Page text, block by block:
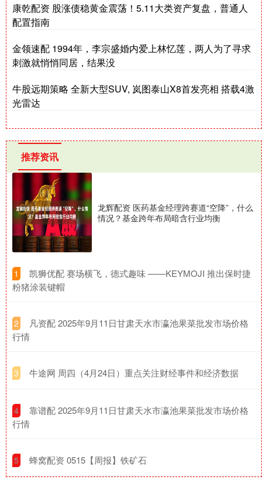
康乾配资 股涨债稳黄金震荡！5.11大类资产复盘，普通人
配置指南
金领速配 1994年，李宗盛婚内爱上林忆莲，两人为了寻求
刺激就悄悄同居，结果没
牛股远期策略 全新大型SUV, 岚图泰山X8首发亮相 搭载4激
光雷达
推荐资讯
龙辉配资 医药基金经理跨赛道“空降”，什么
情况？基金跨年布局暗含行业均衡
1
​凯狮优配 赛场横飞，德式趣味 ——KEYMOJI 推出保时捷
粉猪涂装键帽
2
​凡资配 2025年9月11日甘肃天水市瀛池果菜批发市场价格
行情
3 ​牛途网 周四（4月24日）重点关注财经事件和经济数据
4
​靠谱配 2025年9月11日甘肃天水市瀛池果菜批发市场价格
行情
5 ​蜂窝配资 0515【周报】铁矿石